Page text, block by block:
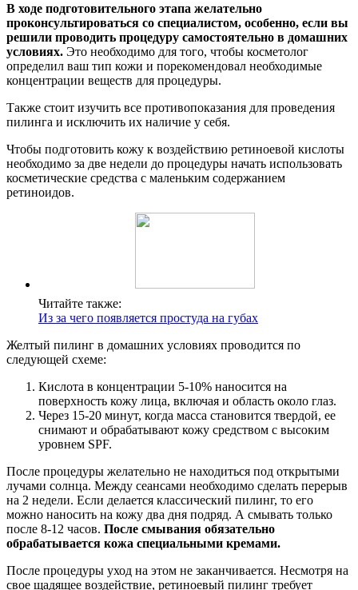
В ходе подготовительного этапа желательно
проконсультироваться со специалистом, особенно, если вы
решили проводить процедуру самостоятельно в домашних
условиях. Это необходимо для того, чтобы косметолог
определил ваш тип кожи и порекомендовал необходимые
концентрации веществ для процедуры.
Также стоит изучить все противопоказания для проведения
пилинга и исключить их наличие у себя.
Чтобы подготовить кожу к воздействию ретиноевой кислоты
необходимо за две недели до процедуры начать использовать
косметические средства с маленьким содержанием
ретиноидов.
Читайте также:
Из за чего появляется простуда на губах
Желтый пилинг в домашних условиях проводится по
следующей схеме:
Кислота в концентрации 5-10% наносится на
поверхность кожу лица, включая и область около глаз.
Через 15-20 минут, когда масса становится твердой, ее
снимают и обрабатывают кожу средством с высоким
уровнем SPF.
После процедуры желательно не находиться под открытыми
лучами солнца. Между сеансами необходимо сделать перерыв
на 2 недели. Если делается классический пилинг, то его
можно наносить на кожу два дня подряд. А смывать только
после 8-12 часов. После смывания обязательно
обрабатывается кожа специальными кремами.
После процедуры уход на этом не заканчивается. Несмотря на
свое щадящее воздействие, ретиноевый пилинг требует